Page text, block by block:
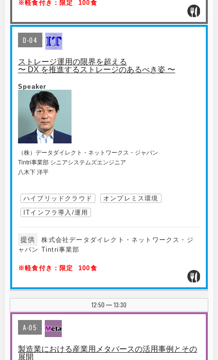
※軽食付き：限定 100食
D-04
ストレージ運用の限界を超える
〜 DX を推進するストレージのあるべき姿 〜
Speaker
（株）データダイレクト・ネットワークス・ジャパン
Tintri事業部 シニアシステムズエンジニア
八木下 洋平
ハイブリッドクラウド
オンプレミス環境
ITインフラ導入/運用
提供
株式会社データダイレクト・ネットワークス・ジ
ャパン Tintri事業部
※軽食付き：限定 100食
12:50 | 13:30
A-05
製造業における産業用メタバースの活用事例とその
展開